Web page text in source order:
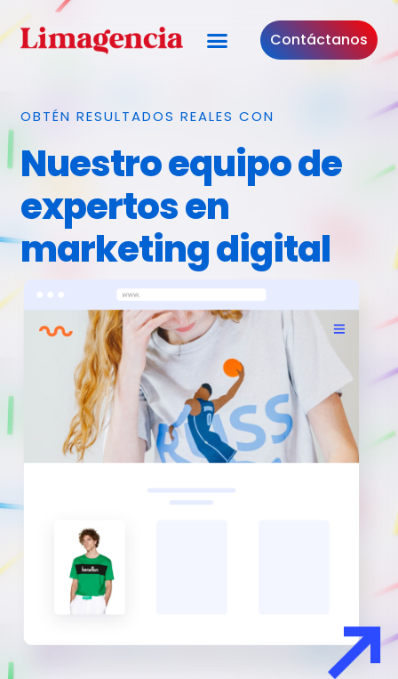
Contáctanos
OBTÉN RESULTADOS REALES CON
Nuestro equipo de
expertos en
marketing digital